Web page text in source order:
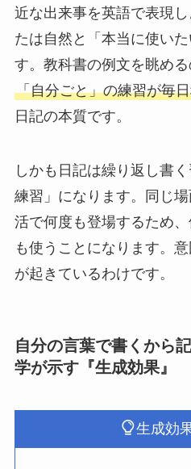
近な出来事を英語で表現
たは自然と「本当に使い
す。教科書の例文を眺める
「自分ごと」の練習が毎
日記の本質です。
しかも日記は繰り返し書
練習」になります。同じ
活で何度も登場するため
も使うことになります。
が起きているわけです。
自分の言葉で書くから
学が示す『生成効果』
生成効